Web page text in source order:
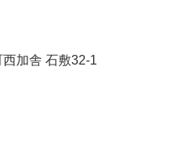
加舎 石敷32-1